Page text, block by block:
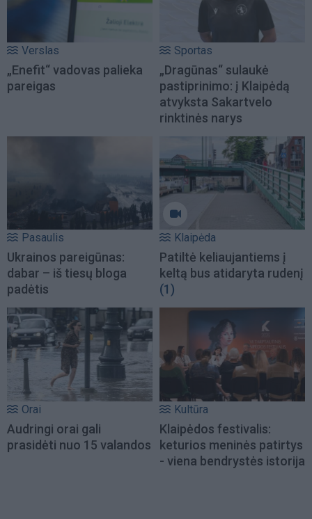
Verslas
„Enefit“ vadovas palieka
pareigas
Sportas
„Dragūnas“ sulaukė
pastiprinimo: į Klaipėdą
atvyksta Sakartvelo
rinktinės narys
Pasaulis
Ukrainos pareigūnas:
dabar – iš tiesų bloga
padėtis
Klaipėda
Patiltė keliaujantiems į
keltą bus atidaryta rudenį
(1)
Orai
Audringi orai gali
prasidėti nuo 15 valandos
Kultūra
Klaipėdos festivalis:
keturios meninės patirtys
- viena bendrystės istorija